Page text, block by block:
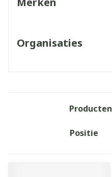
Organisaties
Producten
Sorteer op: